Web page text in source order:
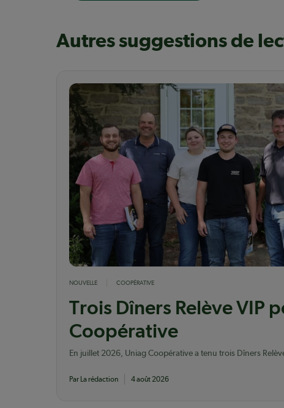
Autres suggestions de
NOUVELLE COOPÉRATIVE
Trois Dîners Relève VIP
Coopérative
En juillet 2026, Uniag Coopérative a tenu trois Dîners
Par La rédaction 4 août 2026